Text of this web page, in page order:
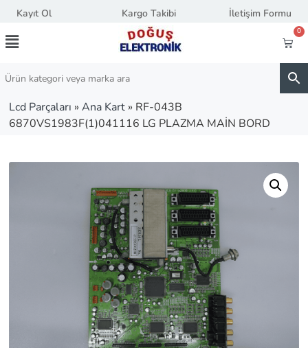
Kayıt Ol Kargo Takibi İletişim Formu
0
Lcd Parçaları » Ana Kart » RF-043B
6870VS1983F(1)041116 LG PLAZMA MAİN BORD